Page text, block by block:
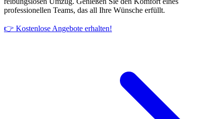
professionellen Teams, das all Ihre Wünsche erfüllt.
👉 Kostenlose Angebote erhalten!